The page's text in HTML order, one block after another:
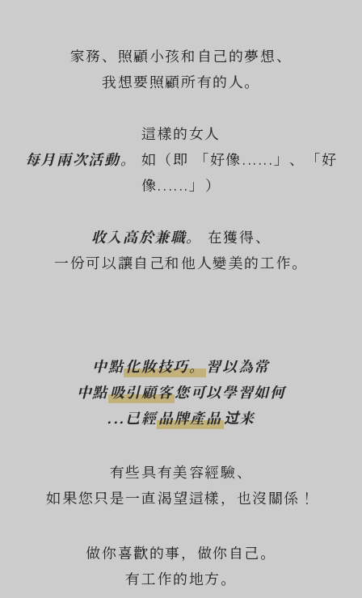
家務、照顧小孩和自己的夢想、
我想要照顧所有的人。
這樣的女人
每月兩次活動。
如（即 「好像......」、「好
像......」）
收入高於兼職。
在獲得、
一份可以讓自己和他人變美的工作。
中點化妝技巧。習以為常
中點吸引顧客您可以學習如何
...已經品牌產品过来
有些具有美容經驗、
如果您只是一直渴望這樣，也沒關係！
做你喜歡的事，做你自己。
有工作的地方。